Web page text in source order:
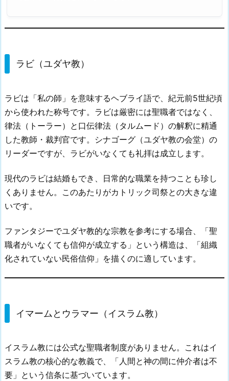
ラビ（ユダヤ教）
ラビは「私の師」を意味するヘブライ語で、紀元前5世紀頃
から使われた称号です。ラビは厳密には聖職者ではなく、
律法（トーラー）と口伝律法（タルムード）の解釈に精通
した教師・裁判官です。シナゴーグ（ユダヤ教の会堂）の
リーダーですが、ラビがいなくても礼拝は成立します。
現代のラビは結婚もでき、日常的な職業を持つことも珍し
くありません。このあたりがカトリック司祭との大きな違
いです。
ファンタジーでユダヤ教的な宗教を参考にする場合、「聖
職者がいなくても信仰が成立する」という構造は、「組織
化されていない民俗信仰」を描くのに適しています。
イマームとウラマー（イスラム教）
イスラム教には公式な聖職者制度がありません。これはイ
スラム教の核心的な教義で、「人間と神の間に仲介者は不
要」という信条に基づいています。